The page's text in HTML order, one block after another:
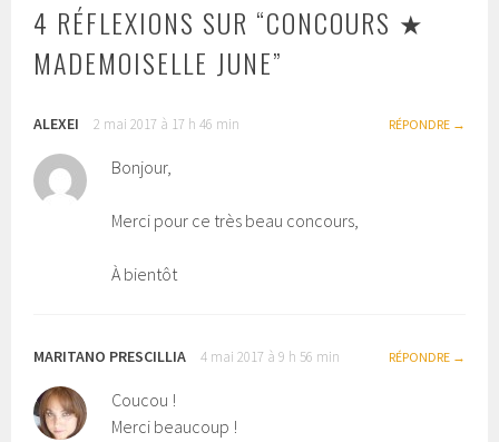
4 RÉFLEXIONS SUR “CONCOURS ★
MADEMOISELLE JUNE”
ALEXEI 2 mai 2017 à 17 h 46 min RÉPONDRE
Bonjour,
Merci pour ce très beau concours,
À bientôt
MARITANO PRESCILLIA 4 mai 2017 à 9 h 56 min RÉPONDRE
Coucou !
Merci beaucoup !